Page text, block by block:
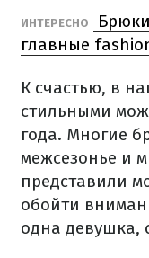
ИНТЕРЕСНО
главные
К счастью, в
стильными
года. Многие
межсезонье и
представили
обойти
одна девушка,